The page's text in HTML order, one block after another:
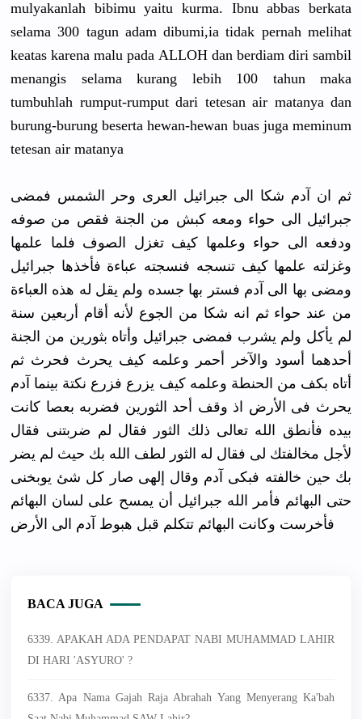
mulyakanlah bibimu yaitu kurma. Ibnu abbas berkata
selama 300 tagun adam dibumi,ia tidak pernah melihat
keatas karena malu pada ALLOH dan berdiam diri sambil
menangis selama kurang lebih 100 tahun maka
tumbuhlah rumput-rumput dari tetesan air matanya dan
burung-burung beserta hewan-hewan buas juga meminum
tetesan air matanya
ثم ان آدم شكا الى جبرائيل العرى وحر الشمس فمضى
جبرائيل الى حواء ومعه كبش من الجنة فقص من صوفه
ودفعه الى حواء وعلمها كيف تغزل الصوف فلما علمها
وغزلته علمها كيف تنسجه فنسجته عباءة فأخذها جبرائيل
ومضى بها الى آدم فستر بها جسده ولم يقل له هذه العباءة
من عند حواء ثم انه شكا من الجوع لأنه أقام أربعين سنة
لم يأكل ولم يشرب فمضى جبرائيل وأتاه بثورين من الجنة
أحدهما أسود والآخر أحمر وعلمه كيف يحرث فحرث ثم
أتاه بكف من الحنطة وعلمه كيف يزرع فزرع نكتة بينما آدم
يحرث فى الأرض اذ وقف أحد الثورين فضربه بعصا كانت
بيده فأنطق الله تعالى ذلك الثور فقال لم ضربتنى فقال
لأجل مخالفتك لى فقال له الثور لطف الله بك حيث لم يضر
بك حين خالفته فبكى آدم وقال إلهى صار كل شئ يوبخنى
حتى البهائم فأمر الله جبرائيل أن يمسح على لسان البهائم
فأخرست وكانت البهائم تتكلم قبل هبوط آدم الى الأرض
BACA JUGA
6339. APAKAH ADA PENDAPAT NABI MUHAMMAD LAHIR
DI HARI 'ASYURO' ?
6337. Apa Nama Gajah Raja Abrahah Yang Menyerang Ka'bah